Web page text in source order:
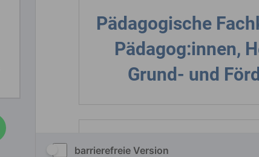
barrierefreie Version